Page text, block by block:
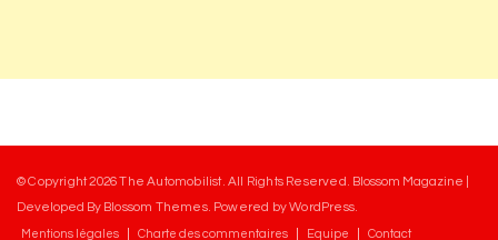
© Copyright 2026The Automobilist. All Rights Reserved. Blossom Magazine |
Developed By Blossom Themes. Powered byWordPress
Mentions légales Charte des commentaires Equipe Contact